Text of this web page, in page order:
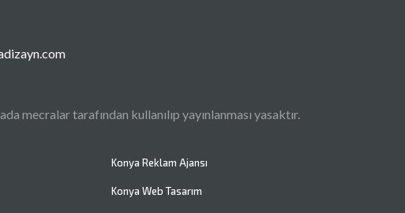
mecralar tarafından kullanılıp yayınlanması yasaktır.
Konya Reklam Ajansı
Konya Web Tasarım